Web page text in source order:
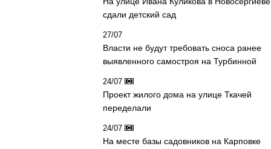
сдали детский сад
27/07
Власти не будут требовать сноса ранее
выявленного самостроя на Турбинной
24/07
Проект жилого дома на улице Ткачей
переделали
24/07
На месте базы садовников на Карповке